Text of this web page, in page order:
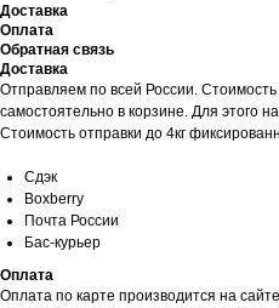
Доставка
Оплата
Обратная связь
Доставка
Отправляем по всей России.
самостоятельно в корзине. Для этого
Стоимость отправки до 4кг
Сдэк
Boxberry
Почта России
Бас-курьер
Оплата
Оплата по карте производится на